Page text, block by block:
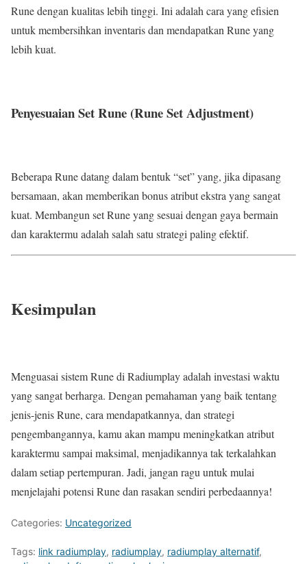
Rune dengan kualitas lebih tinggi. Ini adalah cara yang efisien
untuk membersihkan inventaris dan mendapatkan Rune yang
lebih kuat.
Penyesuaian Set Rune (Rune Set Adjustment)
Beberapa Rune datang dalam bentuk “set” yang, jika dipasang
bersamaan, akan memberikan bonus atribut ekstra yang sangat
kuat. Membangun set Rune yang sesuai dengan gaya bermain
dan karaktermu adalah salah satu strategi paling efektif.
Kesimpulan
Menguasai sistem Rune di Radiumplay adalah investasi waktu
yang sangat berharga. Dengan pemahaman yang baik tentang
jenis-jenis Rune, cara mendapatkannya, dan strategi
pengembangannya, kamu akan mampu meningkatkan atribut
karaktermu sampai maksimal, menjadikannya tak terkalahkan
dalam setiap pertempuran. Jadi, jangan ragu untuk mulai
menjelajahi potensi Rune dan rasakan sendiri perbedaannya!
Categories: Uncategorized
Tags: link radiumplay, radiumplay, radiumplay alternatif,